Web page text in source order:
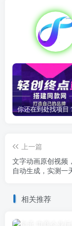
上一篇
文字动画原创视频
自动生成，实测一
相关推荐